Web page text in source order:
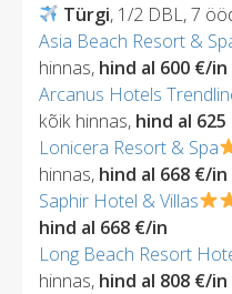
Türgi, 1/2 DBL, 7
Asia Beach Resort &
hinnas, hind al 600 €/in
Arcanus Hotels
kõik hinnas, hind al
Lonicera Resort & Spa
hinnas, hind al 668 €/in
Saphir Hotel & Villas
hind al 668 €/in
Long Beach Resort
hinnas, hind al 808 €/in